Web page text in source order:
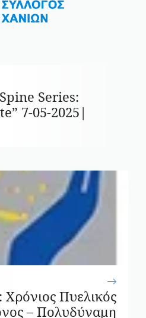
Series:
7-05-2025|
Πυελικός
– Πολυδύναμη